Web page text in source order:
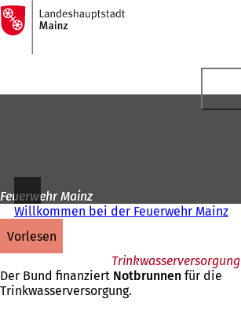
Inhalt anspringen
Zur
Startseite
Feuerwehr Mainz
Willkommen bei der Feuerwehr Mainz
vorlesen
Trinkwasserversorgung
Der Bund finanziert Notbrunnen für die
Trinkwasserversorgung.